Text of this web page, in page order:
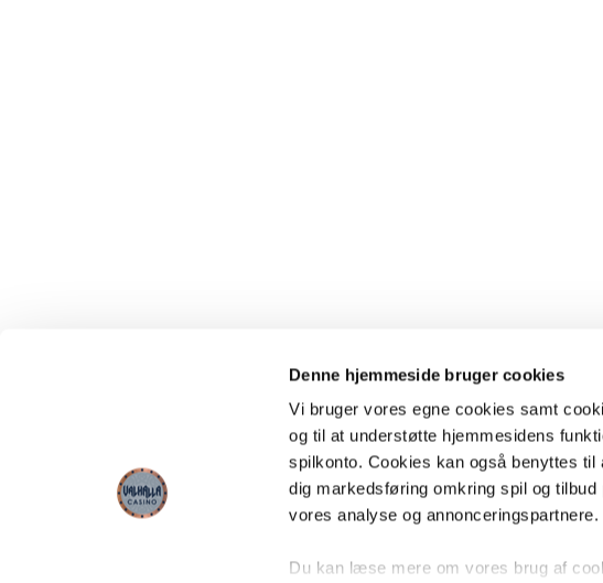
Denne hjemmeside bruger cookies
Vi bruger vores egne cookies samt
og til at understøtte hjemmesidens
spilkonto. Cookies kan også benyttes
dig markedsføring omkring spil og
vores analyse og annonceringspartnere.
Du kan læse mere om vores brug af